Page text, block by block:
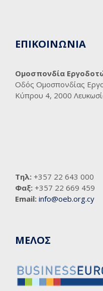
ΕΠΙΚΟΙΝΩΝΙΑ
Ομοσπονδία
Οδός Ομοσπονδίας
Κύπρου 4, 2000
Τηλ: +357 22 643 000
Φαξ: +357 22 669 459
Email: info@oeb.org.cy
ΜΕΛΟΣ